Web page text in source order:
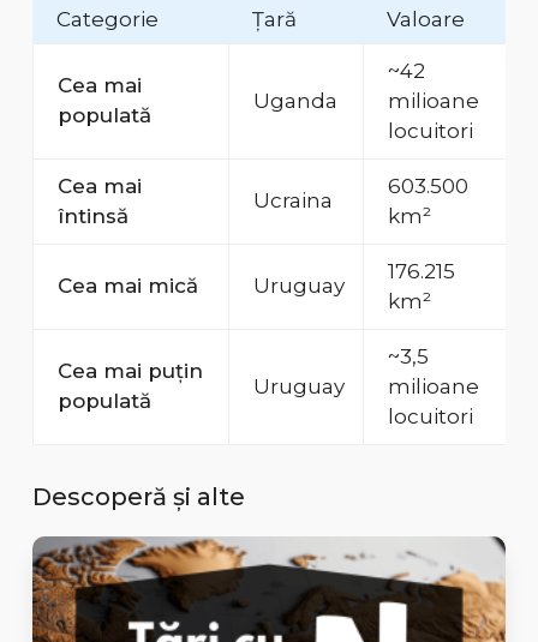
Categorie Țară Valoare
Cea mai
populată
Uganda
~42
milioane
locuitori
Cea mai
întinsă
Ucraina
603.500
km²
Cea mai mică Uruguay
176.215
km²
Cea mai puțin
populată
Uruguay
~3,5
milioane
locuitori
Descoperă și alte